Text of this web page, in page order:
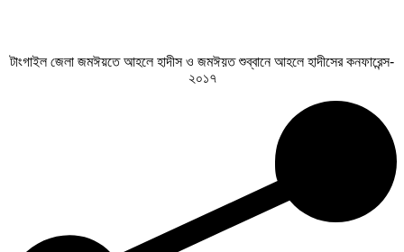
টাংগাইল জেলা জমঈয়তে আহলে হাদীস ও জমঈয়ত শুব্বানে আহলে হাদীসের কনফারেন্স-
২০১৭